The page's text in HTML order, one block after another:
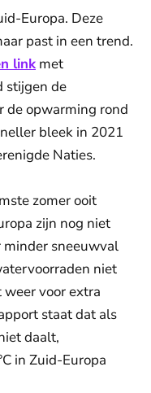
Europa. Deze
past in een trend.
link met
stijgen de
de opwarming rond
bleek in 2021
Naties.
zomer ooit
zijn nog niet
minder sneeuwval
niet
voor extra
staat dat als
daalt,
in Zuid-Europa